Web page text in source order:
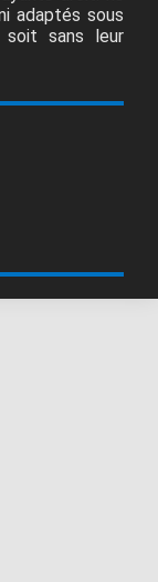
adaptés sous
sans leur